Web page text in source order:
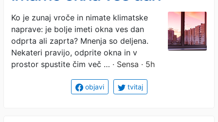
zaprta?
Ko je zunaj vroče in nimate klimatske
naprave: je bolje imeti okna ves dan
odprta ali zaprta? Mnenja so deljena.
Nekateri pravijo, odprite okna in v
prostor spustite čim več … · Sensa · 5h
objavi tvitaj